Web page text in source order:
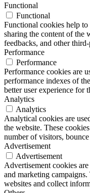
Functional
Functional
Functional cookies help
sharing the content of the
feedbacks, and other
Performance
Performance
Performance cookies are
performance indexes of
better user experience for
Analytics
Analytics
Analytical cookies are
the website. These
number of visitors,
Advertisement
Advertisement
Advertisement cookies
and marketing
websites and collect